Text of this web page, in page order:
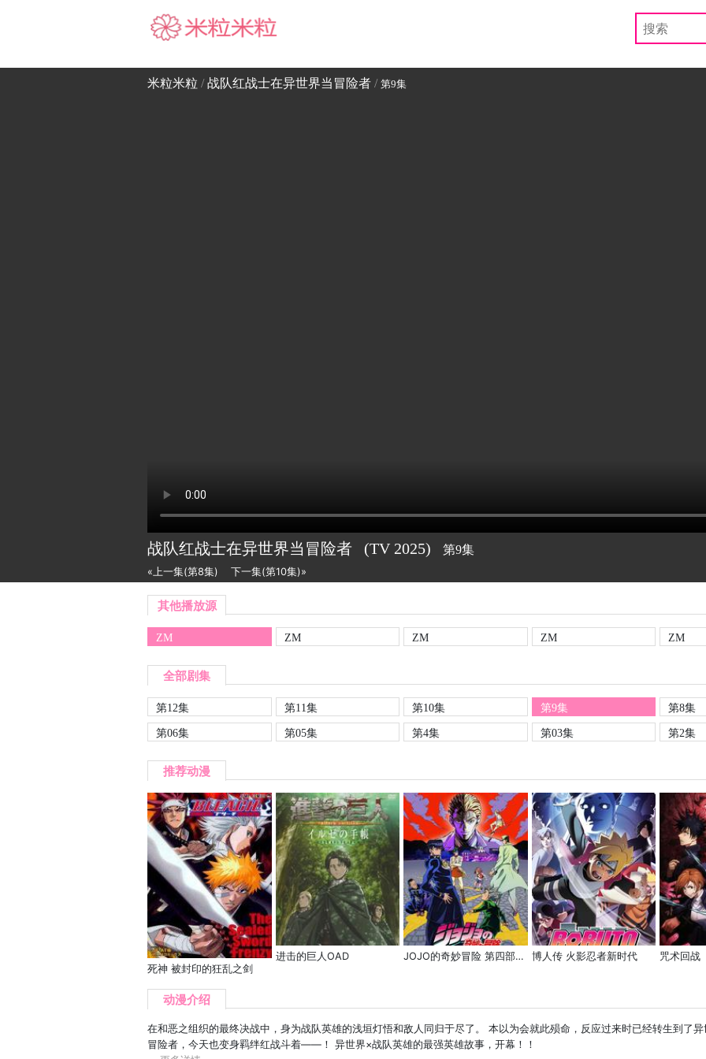
米粒米粒
米粒米粒 /战队红战士在异世界当冒险者 / 第9集
战队红战士在异世界当冒险者 (TV 2025) 第9集
«上一集(第8集) 下一集(第10集)»
其他播放源
ZM ZM ZM ZM ZM
全部剧集
第12集 第11集 第10集 第9集
第8集
第06集
第05集 第4集 第03集 第2集
推荐动漫
死神 被封印的狂乱之剑
进击的巨人OAD JOJO的奇妙冒险 第四部(不灭钻石) 博人传 火影忍者新时代 咒术回战
动漫介绍
在和恶之组织的最终决战中，身为战队英雄的浅垣灯悟和敌人同归于尽了。 本以为会就此殒命，反应过来时已经转生到了
冒险者，今天也变身羁绊红战斗着——！ 异世界×战队英雄的最强英雄故事，开幕！！